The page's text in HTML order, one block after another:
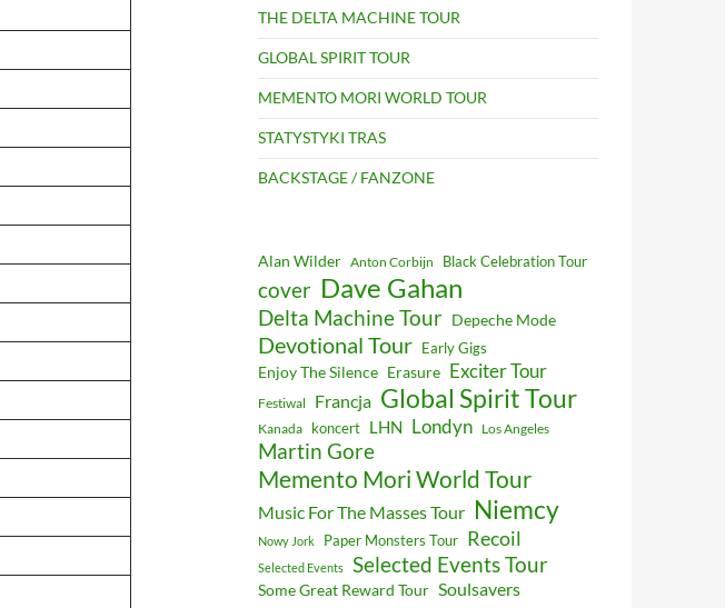
THE DELTA MACHINE TOUR
GLOBAL SPIRIT TOUR
MEMENTO MORI WORLD TOUR
STATYSTYKI TRAS
BACKSTAGE / FANZONE
Alan Wilder Anton Corbijn Black Celebration Tour
cover Dave Gahan
Delta Machine Tour Depeche Mode
Devotional Tour Early Gigs
Enjoy The Silence Erasure Exciter Tour
Festiwal Francja Global Spirit Tour
Kanada koncert LHN Londyn Los Angeles
Martin Gore
Memento Mori World Tour
Music For The Masses Tour Niemcy
Nowy Jork Paper Monsters Tour Recoil
Selected Events Selected Events Tour
Some Great Reward Tour Soulsavers